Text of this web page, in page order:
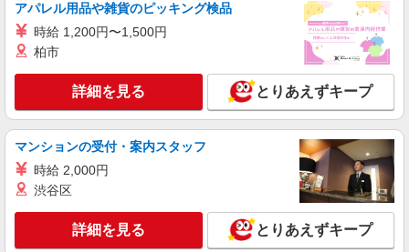
キープ 詳細を見る
派遣社員
株式会社kotrio /●KT-H-2092359
南茨木駅★介護事務スタッフ！毎回すぐ埋まる
希少求人★
時給1300円〜≪交通費全額支給(ガソリン代含
む)/日払い有/経験者優遇≫
詳細を見る
アパレル用品や雑貨のピッキング検品
時給 1,200円〜1,500円
柏市
詳細を見る とりあえずキープ
マンションの受付・案内スタッフ
時給 2,000円
渋谷区
詳細を見る とりあえずキープ